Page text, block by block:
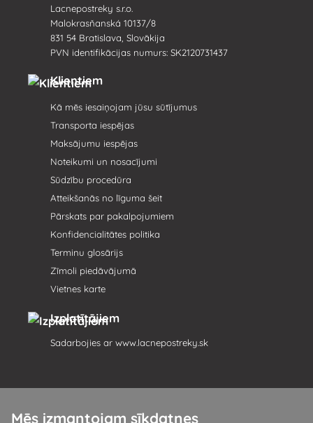
Lacnepostreky s.r.o.
Malokrasňanská 10137/8
831 54 Bratislava, Slovākija
PVN identifikācijas numurs: SK2120731437
Klientiem
Kā mēs iesaiņojam jūsu sūtījumus
Transporta iespējas
Maksājumu iespējas
Noteikumi un nosacījumi
Sūdzību procedūra
Atteikšanās no līguma šeit
Pārskats par pakalpojumiem
Konfidencialitātes politika
Terminu glosārijs
Zīmoli piedāvājumā
Vietnes karte
Izplatītājiem
Sadarbojies ar www.lacnepostreky.sk
Mēs vienmēr sniegsim jums ekspertu konsultācijas
Mēs izmantojam sīkdatnes